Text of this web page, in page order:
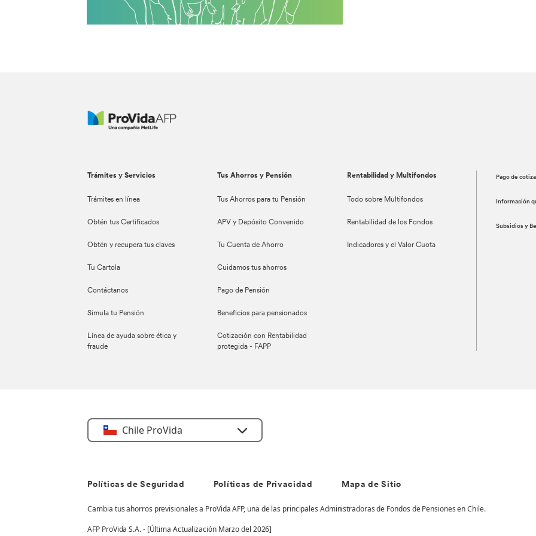
Trámites y Servicios
Trámites en línea
Obtén tus Certificados
Obtén y recupera tus claves
Tu Cartola
Contáctanos
Simula tu Pensión
Línea de ayuda sobre ética y
fraude
Tus Ahorros y Pensión
Tus Ahorros para tu Pensión
APV y Depósito Convenido
Tu Cuenta de Ahorro
Cuidamos tus ahorros
Pago de Pensión
Beneficios para pensionados
Cotización con Rentabilidad
protegida - FAPP
Rentabilidad y Multifondos
Todo sobre Multifondos
Rentabilidad de los Fondos
Indicadores y el Valor Cuota
Pago de
Información
Subsidios y
Chile ProVida
Políticas de Seguridad Políticas de Privacidad Mapa de Sitio
Cambia tus ahorros previsionales a ProVida AFP, una de las principales Administradoras de Fondos de Pensiones en Chile.
AFP ProVida S.A. - [Última Actualización Marzo del 2026]